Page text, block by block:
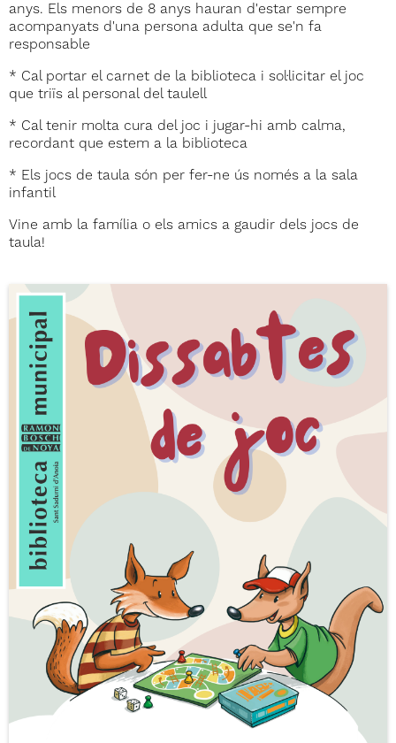
anys. Els menors de 8 anys hauran d'estar sempre
acompanyats d'una persona adulta que se'n fa
responsable
* Cal portar el carnet de la biblioteca i sol·licitar el joc
que triïs al personal del taulell
* Cal tenir molta cura del joc i jugar-hi amb calma,
recordant que estem a la biblioteca
* Els jocs de taula són per fer-ne ús només a la sala
infantil
Vine amb la família o els amics a gaudir dels jocs de
taula!